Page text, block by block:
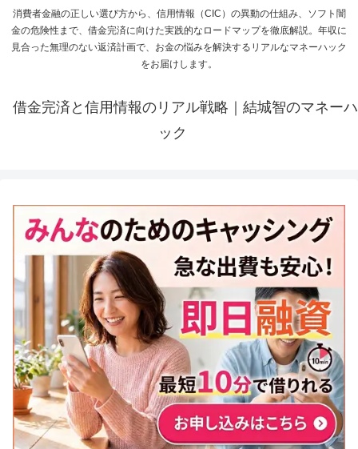
消費者金融の正しい選び方から、信用情報（CIC）の異動の仕組み、ソフト闇
金の危険性まで、借金完済に向けた実践的なロードマップを徹底解説。年収に
見合った無理のない返済計画で、お金の悩みを解決するリアルなマネーハック
をお届けします。
借金完済と信用情報のリアル戦略｜結城智のマネーハ
ック